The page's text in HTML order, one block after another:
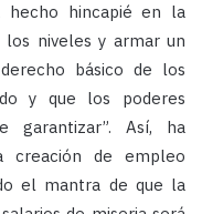
hecho hincapié en la
los niveles y armar un
básico de los
y que los poderes
garantizar”. Así, ha
creación de empleo
el mantra de que la